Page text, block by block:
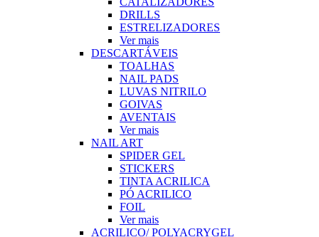
DRILLS
ESTRELIZADORES
Ver mais
DESCARTÁVEIS
TOALHAS
NAIL PADS
LUVAS NITRILO
GOIVAS
AVENTAIS
Ver mais
NAIL ART
SPIDER GEL
STICKERS
TINTA ACRILICA
PÓ ACRILICO
FOIL
Ver mais
ACRILICO/ POLYACRYGEL